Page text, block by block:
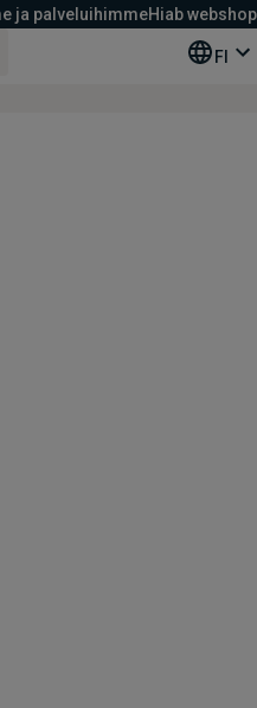
ja palveluihimmeHiab webshop
FI